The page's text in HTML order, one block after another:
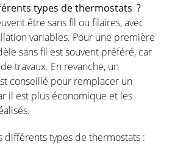
types dethermostats ?
être sans fil ou filaires, avec
variables. Pour une première
sans fil estsouvent préféré, car
travaux. En revanche, un
conseillé pour remplacer un
il est plus économique et les
.
différentstypes de thermostats :